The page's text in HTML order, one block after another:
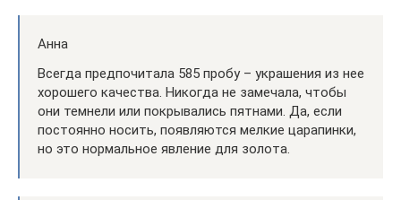
Анна
Всегда предпочитала 585 пробу – украшения из нее
хорошего качества. Никогда не замечала, чтобы
они темнели или покрывались пятнами. Да, если
постоянно носить, появляются мелкие царапинки,
но это нормальное явление для золота.